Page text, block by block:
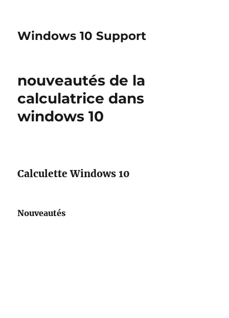
Windows 10 Support
nouveautés de la
calculatrice dans
windows 10
Calculette Windows 10
Nouveautés